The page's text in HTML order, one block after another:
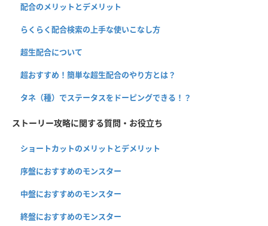
配合のメリットとデメリット
らくらく配合検索の上手な使いこなし方
超生配合について
超おすすめ！簡単な超生配合のやり方とは？
タネ（種）でステータスをドーピングできる！？
ストーリー攻略に関する質問・お役立ち
ショートカットのメリットとデメリット
序盤におすすめのモンスター
中盤におすすめのモンスター
終盤におすすめのモンスター